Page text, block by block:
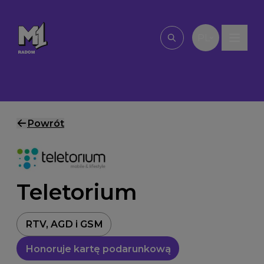
Wpisz, czego
Powrót
Teletorium
RTV, AGD i GSM
Honoruje kartę podarunkową